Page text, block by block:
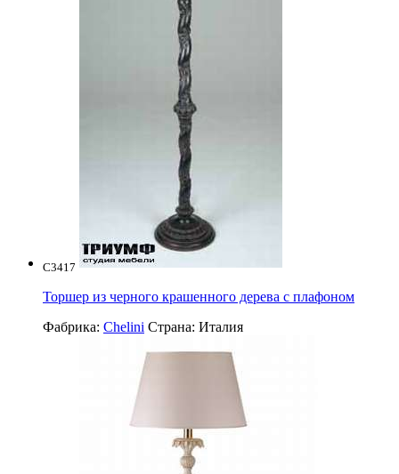
C3417
Торшер из черного крашенного дерева с плафоном
Фабрика: Chelini Страна: Италия